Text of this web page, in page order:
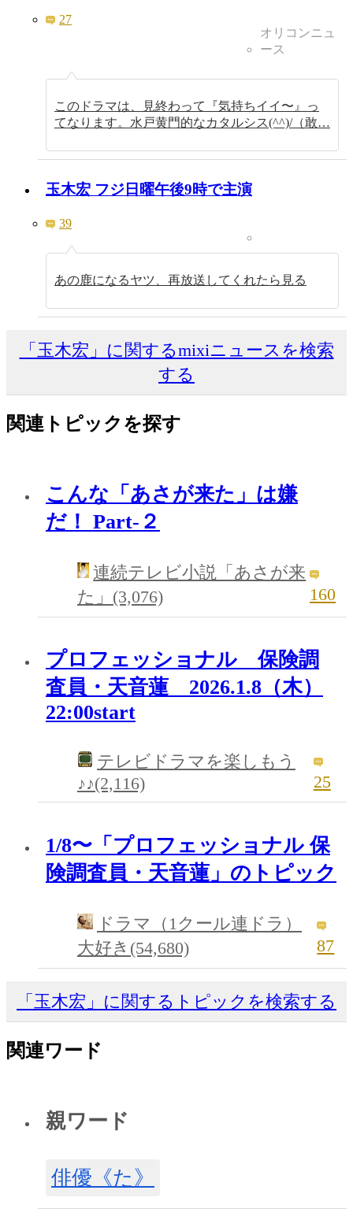
27
オリコンニュ
ース
このドラマは、見終わって『気持ちイイ〜』っ
てなります。水戸黄門的なカタルシス(^^)/（敢…
玉木宏 フジ日曜午後9時で主演
39
あの鹿になるヤツ、再放送してくれたら見る
「玉木宏」に関するmixiニュースを検索
する
関連トピックを探す
こんな「あさが来た」は嫌
だ！ Part-２
連続テレビ小説「あさが来
た」(3,076)
160
プロフェッショナル 保険調
査員・天音蓮 2026.1.8（木）
22:00start
テレビドラマを楽しもう
♪♪(2,116)
25
1/8〜「プロフェッショナル 保
険調査員・天音蓮」のトピック
ドラマ（1クール連ドラ）
大好き(54,680)
87
「玉木宏」に関するトピックを検索する
関連ワード
親ワード
俳優《た》